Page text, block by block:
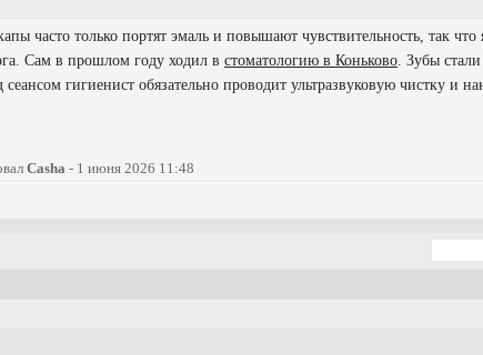
часто только портят эмаль и повышают чувствительность, так что
Сам в прошлом году ходил в стоматологию в Коньково. Зубы стали
сеансом гигиенист обязательно проводит ультразвуковую чистку и
Casha - 1 июня 2026 11:48